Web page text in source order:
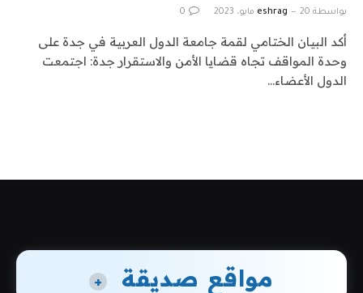
بواسطة eshrag 20 مايو، 2023 0
أكد البيان الختامي لقمة جامعة الدول العربية في جدة على
وحدة المواقف تجاه قضايا الأمن والاستقرار جدة: اجتمعت
الدول الأعضاء…
مواقع صديقة +